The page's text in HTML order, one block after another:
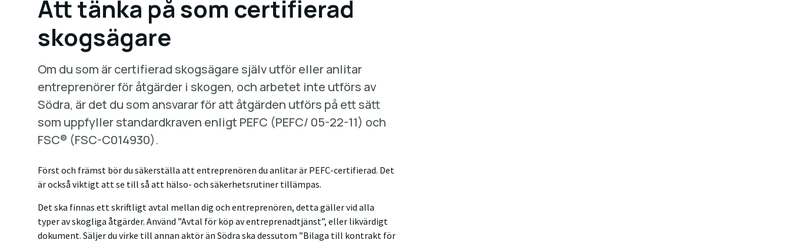
Att tänka på som certifierad
skogsägare
Om du som är certifierad skogsägare själv utför eller anlitar
entreprenörer för åtgärder i skogen, och arbetet inte utförs av
Södra, är det du som ansvarar för att åtgärden utförs på ett sätt
som uppfyller standardkraven enligt PEFC (PEFC/ 05-22-11) och
FSC® (FSC-C014930).
Först och främst bör du säkerställa att entreprenören du anlitar är PEFC-certifierad. Det
är också viktigt att se till så att hälso- och säkerhetsrutiner tillämpas.
Det ska finnas ett skriftligt avtal mellan dig och entreprenören, detta gäller vid alla
typer av skogliga åtgärder. Använd ”Avtal för köp av entreprenadtjänst”, eller likvärdigt
dokument. Säljer du virke till annan aktör än Södra ska dessutom ”Bilaga till kontrakt för